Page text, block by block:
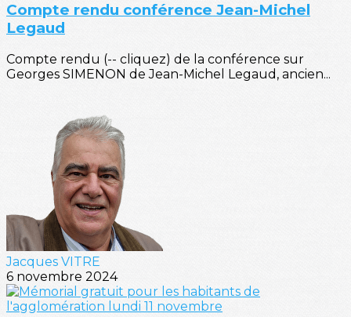
Compte rendu conférence Jean-Michel
Legaud
Compte rendu (-- cliquez) de la conférence sur
Georges SIMENON de Jean-Michel Legaud, ancien...
Jacques VITRE
6 novembre 2024